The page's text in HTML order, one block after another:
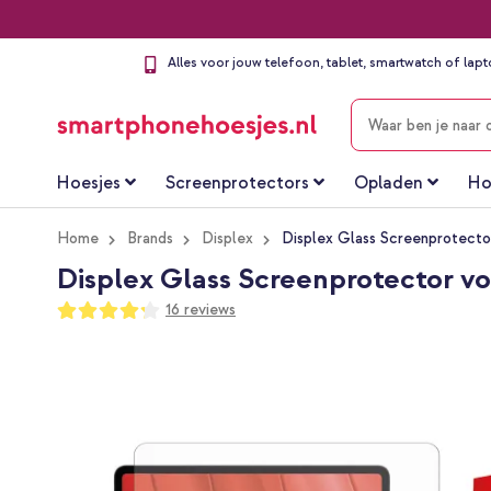
Alles voor jouw telefoon, tablet, smartwatch of
ZOEKEN
Hoesjes Screenprotectors Opladen
Home Brands Displex Displex Glass
Displex Glass Screenprotector
Waardering:
84
100
16 reviews
afbeeldingen-